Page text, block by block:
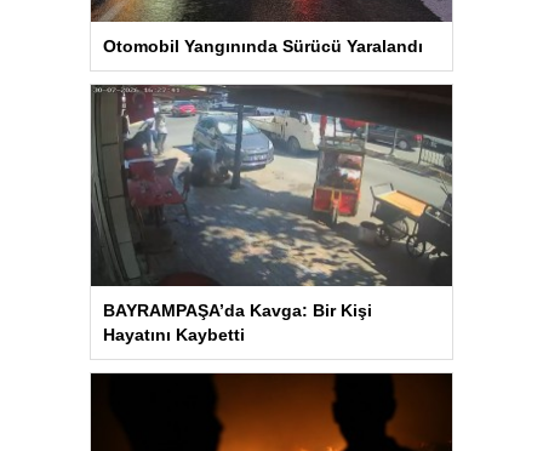
Otomobil Yangınında Sürücü Yaralandı
BAYRAMPAŞA’da Kavga: Bir Kişi
Hayatını Kaybetti